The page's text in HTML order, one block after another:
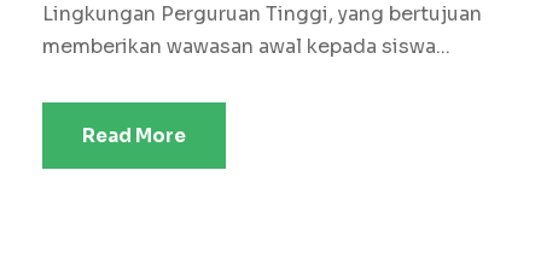
Lingkungan Perguruan Tinggi, yang bertujuan
memberikan wawasan awal kepada siswa...
Read More